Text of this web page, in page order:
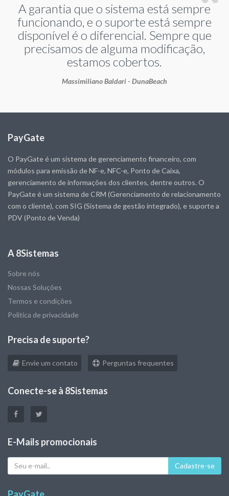
A garantia que o sistema está sempre
funcionando, e o suporte está sempre
disponível é o diferencial. Sempre que
precisamos de alguma modificação,
estamos cobertos.
Massimiliano Baldari - DunaBeach
PayGate
O PayGate é um sistema de gerenciamento financeiro, com
módulos para emissão de NF-e, NFC-e, Ponto de Caixa,
gerenciamento de informações dos clientes, dentre outros. O
PayGate é um sistema de CRM (Gerenciamento de relacionamento
com o cliente), com SIG (Sistema de gestão integrado), e suporte a
PDV (Ponto de Venda)
A 8Sistemas
Sobre nós
Nossas Soluções
Termos e condições
Politica de privacidade
Precisa de suporte?
Envie um contato Perguntas frequentes
Conecte-se à 8Sistemas
E-Mails promocionais
Seu
e-
Cadastre-se